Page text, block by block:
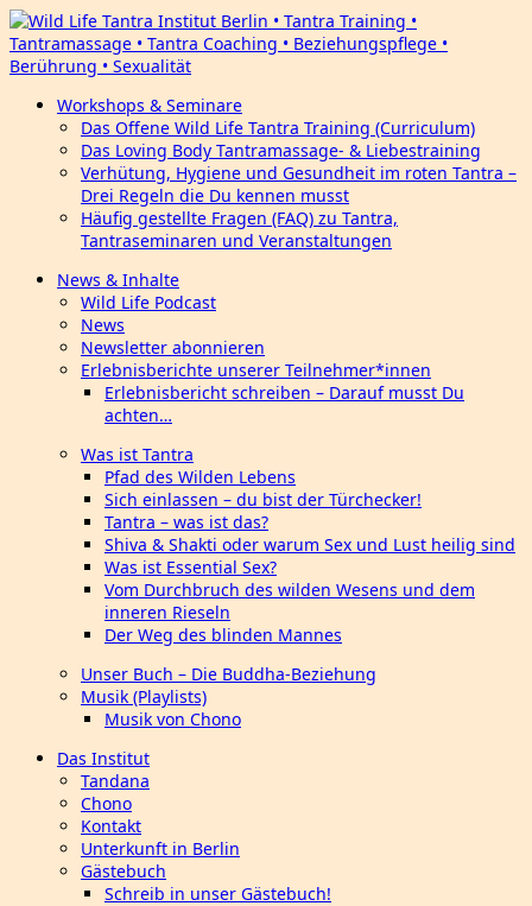
Workshops & Seminare
Das Offene Wild Life Tantra Training (Curriculum)
Das Loving Body Tantramassage- & Liebestraining
Verhütung, Hygiene und Gesundheit im roten Tantra –
Drei Regeln die Du kennen musst
Häufig gestellte Fragen (FAQ) zu Tantra,
Tantraseminaren und Veranstaltungen
News & Inhalte
Wild Life Podcast
News
Newsletter abonnieren
Erlebnisberichte unserer Teilnehmer*innen
Erlebnisbericht schreiben – Darauf musst Du
achten…
Was ist Tantra
Pfad des Wilden Lebens
Sich einlassen – du bist der Türchecker!
Tantra – was ist das?
Shiva & Shakti oder warum Sex und Lust heilig sind
Was ist Essential Sex?
Vom Durchbruch des wilden Wesens und dem
inneren Rieseln
Der Weg des blinden Mannes
Unser Buch – Die Buddha-Beziehung
Musik (Playlists)
Musik von Chono
Das Institut
Tandana
Chono
Kontakt
Unterkunft in Berlin
Gästebuch
Schreib in unser Gästebuch!